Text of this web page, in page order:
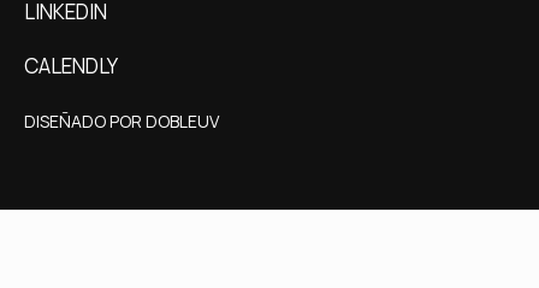
LINKEDIN
CALENDLY
DISEÑADO POR DOBLEUV